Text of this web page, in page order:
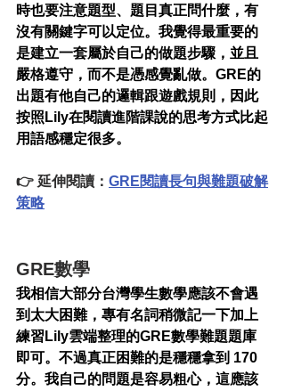
時也要注意題型、題目真正問什麼，有
沒有關鍵字可以定位。我覺得最重要的
是建立一套屬於自己的做題步驟，並且
嚴格遵守，而不是憑感覺亂做。GRE的
出題有他自己的邏輯跟遊戲規則，因此
按照Lily在閱讀進階課說的思考方式比起
用語感穩定很多。
👉 延伸閱讀： GRE閱讀長句與難題破解
策略
GRE數學
我相信大部分台灣學生數學應該不會遇
到太大困難，專有名詞稍微記一下加上
練習Lily雲端整理的GRE數學難題題庫
即可。不過真正困難的是穩穩拿到 170
分。我自己的問題是容易粗心，這應該